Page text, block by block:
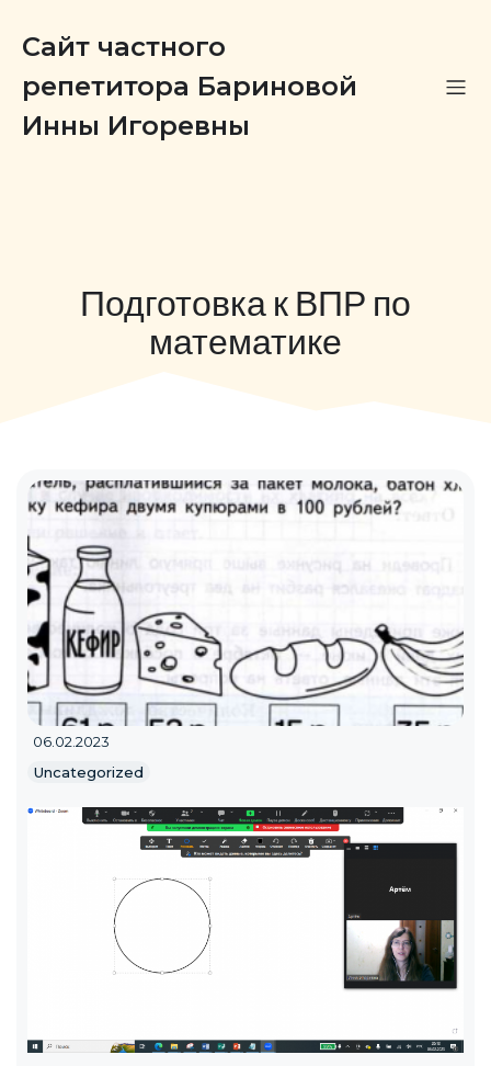
Сайт частного
репетитора Бариновой
Инны Игоревны
Подготовка к ВПР по
математике
06.02.2023
Uncategorized